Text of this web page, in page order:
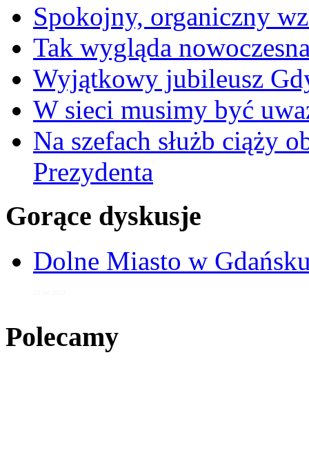
Spokojny, organiczny
Tak wygląda
Wyjątkowy jubileusz
W sieci musimy być
Na szefach służb ciąży
Prezydenta
Gorące dyskusje
Dolne Miasto w
Polecamy